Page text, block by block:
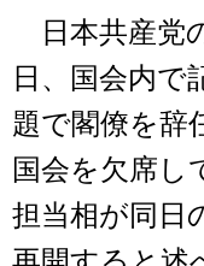
日本共産党
日、国会内で
題で閣僚を辞
国会を欠席し
担当相が同日